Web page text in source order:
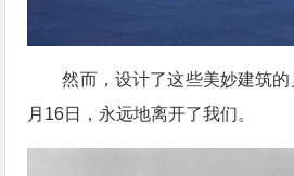
然而，设计了这些美妙建筑
月16日，永远地离开了我们。